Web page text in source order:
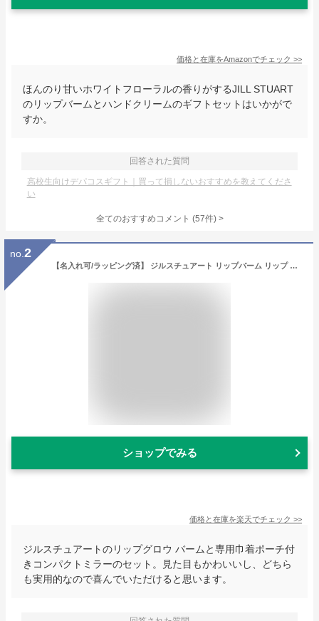
価格と在庫をAmazonでチェック >>
ほんのり甘いホワイトフローラルの香りがするJILL STUART
のリップバームとハンドクリームのギフトセットはいかがで
すか。
回答された質問
高校生向けデパコスギフト｜買って損しないおすすめを教えてくださ
い
全てのおすすめコメント (57件) >
no. 2
【名入れ可/ラッピング済】 ジルスチュアート リップバーム リップ バーム セット キット リップクリーム JILLSTUART 鏡 ミラー ギフト リップグロウ リップスティック リップバーム プレゼント 女性 女友達 ブランド ギフトセット 化粧品 コスメ 美容 新品
ショップでみる
価格と在庫を楽天でチェック >>
ジルスチュアートのリップグロウ バームと専用巾着ポーチ付
きコンパクトミラーのセット。見た目もかわいいし、どちら
も実用的なので喜んでいただけると思います。